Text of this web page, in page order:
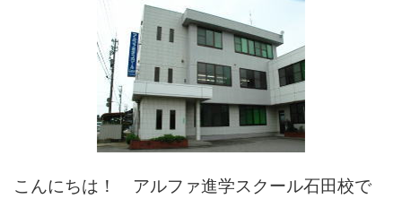
こんにちは！ アルファ進学スクール石田校で